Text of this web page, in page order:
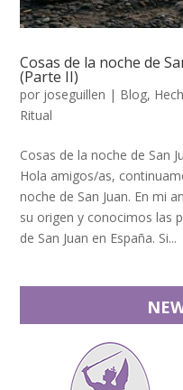
Cosas de la noche de
(Parte II)
por joseguillen | Blog,
Ritual
Cosas de la noche de San
Hola amigos/as,
noche de San Juan. En mi
su origen y conocimos las
de San Juan en España. Si...